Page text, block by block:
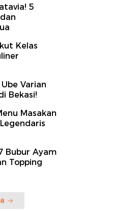
5
Kelas
Varian
Bekasi!
Masakan
Bubur Ayam
Topping